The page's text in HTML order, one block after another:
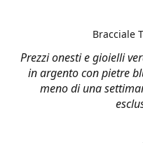
Prezzi onesti e gioielli
in argento con pietre
meno di una
Bracciale